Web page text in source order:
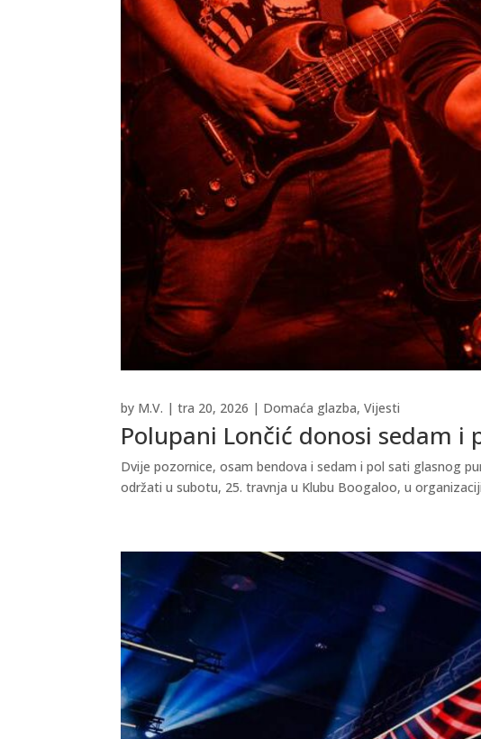
Polupani Lončić donosi sedam
by M.V. |tra 20, 2026 | Domaća glazba,Vijesti
Dvije pozornice, osam bendova i sedam i pol sati glasnog
održati u subotu, 25. travnja u Klubu Boogaloo, u